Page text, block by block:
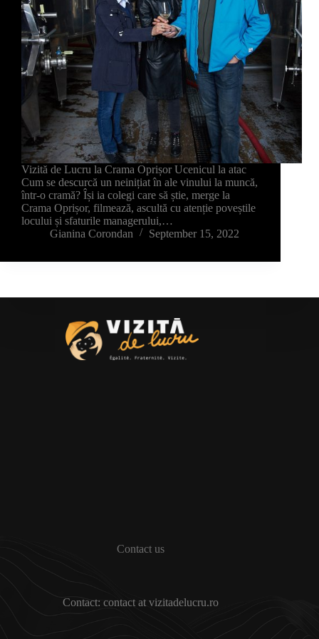
Vizită de Lucru la Crama Oprișor Ucenicul la atac
Cum se descurcă un neinițiat în ale vinului la muncă,
într-o cramă? Își ia colegi care să știe, merge la
Crama Oprișor, filmează, ascultă cu atenție poveștile
locului și sfaturile managerului,…
Gianina Corondan
September 15, 2022
Contact us
Contact: contact at vizitadelucru.ro